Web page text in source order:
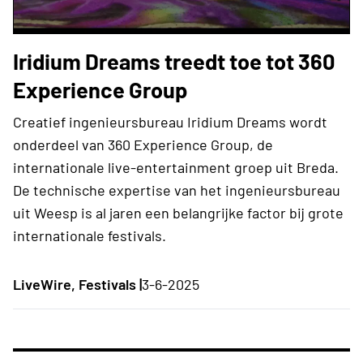
Iridium Dreams treedt toe tot 360
Experience Group
Creatief ingenieursbureau Iridium Dreams wordt
onderdeel van 360 Experience Group, de
internationale live-entertainment groep uit Breda.
De technische expertise van het ingenieursbureau
uit Weesp is al jaren een belangrijke factor bij grote
internationale festivals.
LiveWire, Festivals |3-6-2025